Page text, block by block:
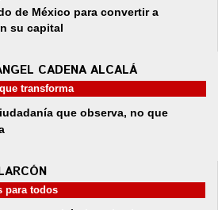
de México para convertir a
su capital
CADENA ALCALÁ
transforma
que observa, no que
para todos